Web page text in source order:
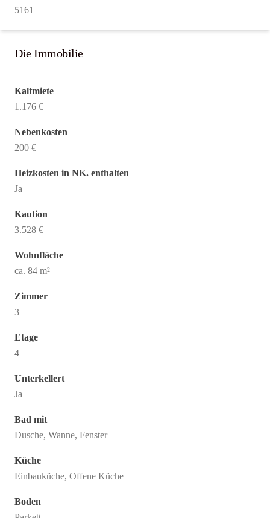
5161
Die Immobilie
Kaltmiete
1.176 €
Nebenkosten
200 €
Heizkosten in NK. enthalten
Ja
Kaution
3.528 €
Wohnfläche
ca. 84 m²
Zimmer
3
Etage
4
Unterkellert
Ja
Bad mit
Dusche, Wanne, Fenster
Küche
Einbauküche, Offene Küche
Boden